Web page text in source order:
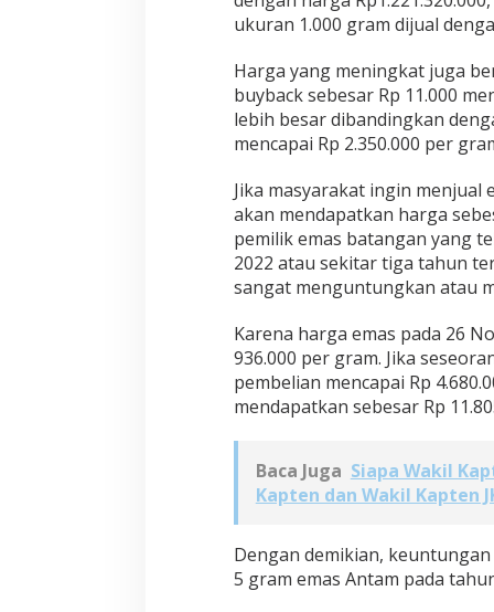
ukuran 1.000 gram dijual
Harga yang meningkat juga
buyback sebesar Rp 11.000
lebih besar dibandingkan
mencapai Rp 2.350.000 per
Jika masyarakat ingin menjual
akan mendapatkan harga
pemilik emas batangan yang
2022 atau sekitar tiga tahun
sangat menguntungkan atau
Karena harga emas pada 26
936.000 per gram. Jika
pembelian mencapai Rp
mendapatkan sebesar Rp
Baca Juga Siapa Wakil
Kapten dan Wakil Kapten
Dengan demikian,
5 gram emas Antam pada